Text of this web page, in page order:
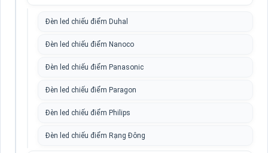
Đèn led chiếu điểm Duhal
Đèn led chiếu điểm Nanoco
Đèn led chiếu điểm Panasonic
Đèn led chiếu điểm Paragon
Đèn led chiếu điểm Philips
Đèn led chiếu điểm Rạng Đông